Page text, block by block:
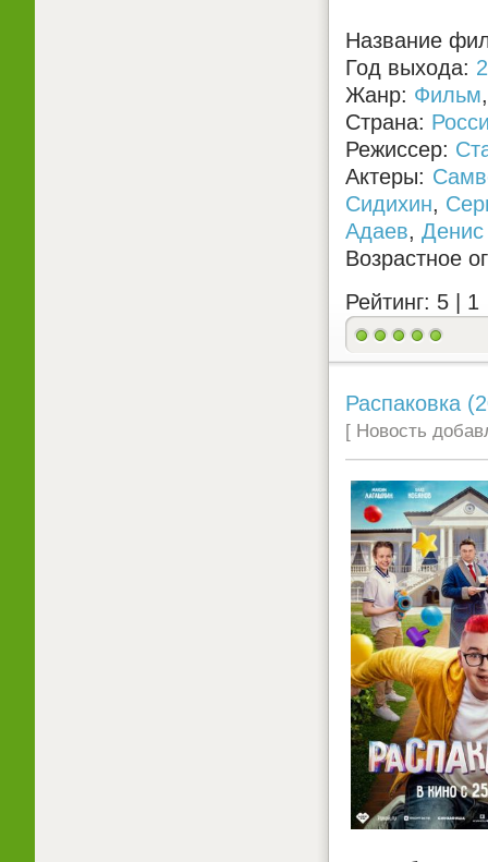
Название
Год выхода:
Жанр: Фильм
Страна:
Режиссер:
Актеры:
Сидихин,
Адаев, Денис
Возрастное
Рейтинг: 5 | 1
Распаковка
[ Новость